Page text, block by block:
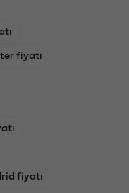
fiyatı
fiyatı